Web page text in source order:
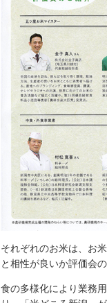
それぞれのお米は、お
と相性が良いか評価会
食の多様化により業務